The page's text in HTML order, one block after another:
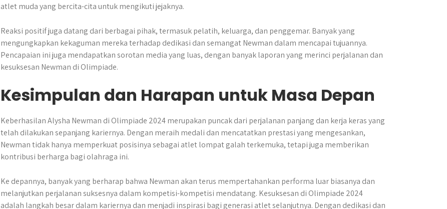
atlet muda yang bercita-cita untuk mengikuti jejaknya.
Reaksi positif juga datang dari berbagai pihak, termasuk pelatih, keluarga, dan penggemar. Banyak yang
mengungkapkan kekaguman mereka terhadap dedikasi dan semangat Newman dalam mencapai tujuannya.
Pencapaian ini juga mendapatkan sorotan media yang luas, dengan banyak laporan yang merinci perjalanan dan
kesuksesan Newman di Olimpiade.
Kesimpulan dan Harapan untuk Masa Depan
Keberhasilan Alysha Newman di Olimpiade 2024 merupakan puncak dari perjalanan panjang dan kerja keras yang
telah dilakukan sepanjang kariernya. Dengan meraih medali dan mencatatkan prestasi yang mengesankan,
Newman tidak hanya memperkuat posisinya sebagai atlet lompat galah terkemuka, tetapi juga memberikan
kontribusi berharga bagi olahraga ini.
Ke depannya, banyak yang berharap bahwa Newman akan terus mempertahankan performa luar biasanya dan
melanjutkan perjalanan suksesnya dalam kompetisi-kompetisi mendatang. Kesuksesan di Olimpiade 2024
adalah langkah besar dalam kariernya dan menjadi inspirasi bagi generasi atlet selanjutnya. Dengan dedikasi dan